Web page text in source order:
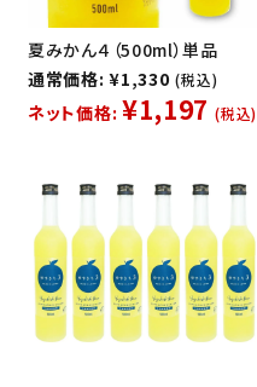
夏みかん４（500ml）単品
通常価格: ¥1,330 (税込)
ネット価格: ¥1,197 (税込)